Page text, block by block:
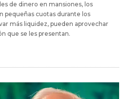
de dinero en mansiones, los
pequeñas cuotas durante los
más liquidez, pueden aprovechar
que se les presentan.